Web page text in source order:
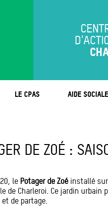
LE CPAS AIDE SOCIALE
DE ZOÉ :
le Potager de Zoé installé
de Charleroi. Ce jardin urbain
de partage.